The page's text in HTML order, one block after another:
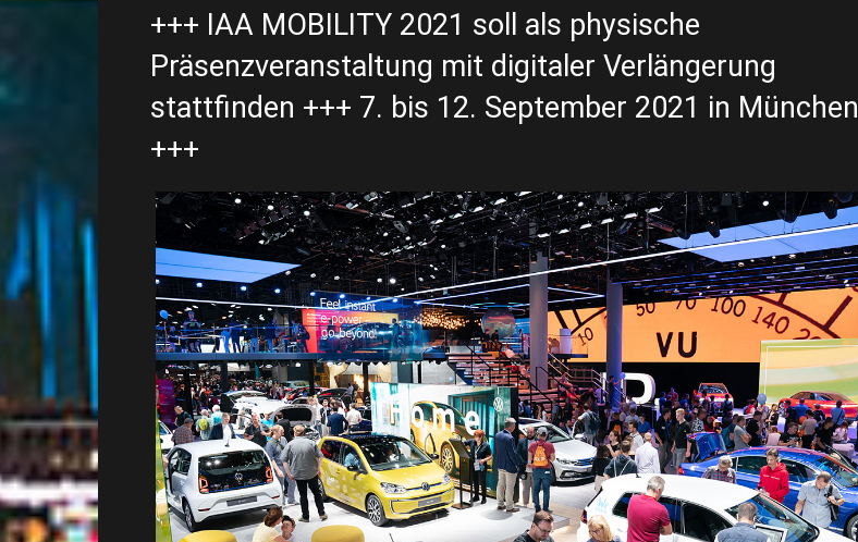
+++ IAA MOBILITY 2021 soll als physische
Präsenzveranstaltung mit digitaler Verlängerung
stattfinden +++ 7. bis 12. September 2021 in München
+++